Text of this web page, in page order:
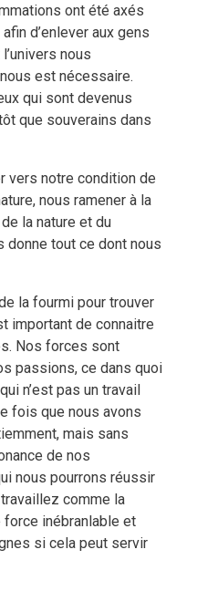
ont été axés
d’enlever aux gens
nous
est nécessaire.
qui sont devenus
que souverains dans
vers notre condition de
nous ramener à la
la nature et du
donne tout ce dont nous
la fourmi pour trouver
important de connaitre
Nos forces sont
passions, ce dans quoi
n’est pas un travail
fois que nous avons
mais sans
de nos
nous pourrons réussir
comme la
force inébranlable et
si cela peut servir